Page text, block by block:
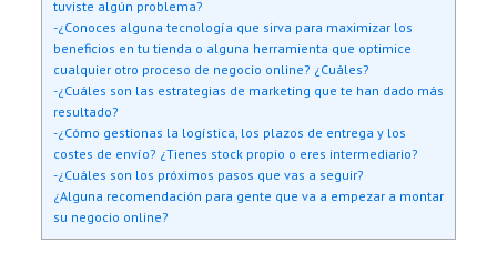
tuviste algún problema?
-¿Conoces alguna tecnología que sirva para maximizar los
beneficios en tu tienda o alguna herramienta que optimice
cualquier otro proceso de negocio online? ¿Cuáles?
-¿Cuáles son las estrategias de marketing que te han dado más
resultado?
-¿Cómo gestionas la logística, los plazos de entrega y los
costes de envío? ¿Tienes stock propio o eres intermediario?
-¿Cuáles son los próximos pasos que vas a seguir?
¿Alguna recomendación para gente que va a empezar a montar
su negocio online?